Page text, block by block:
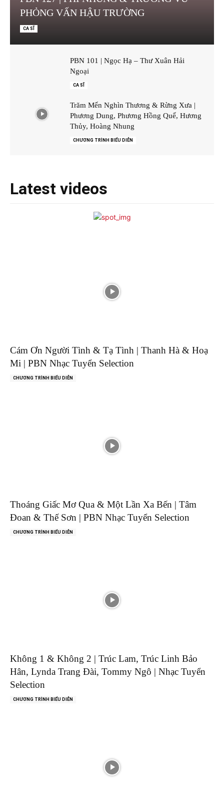
PHỎNG VẤN HẬU TRƯỜNG
CA SĨ
PBN 101 | Ngọc Hạ – Thư Xuân Hải
Ngoại
CA SĨ
Trăm Mến Nghìn Thương & Rừng Xưa |
Phương Dung, Phương Hồng Quế, Hương
Thủy, Hoàng Nhung
CHƯƠNG TRÌNH BIỂU DIỄN
Latest videos
Cám Ơn Người Tình & Tạ Tình | Thanh Hà & Hoạ
Mi | PBN Nhạc Tuyển Selection
CHƯƠNG TRÌNH BIỂU DIỄN
Thoáng Giấc Mơ Qua & Một Lần Xa Bến | Tâm
Đoan & Thế Sơn | PBN Nhạc Tuyển Selection
CHƯƠNG TRÌNH BIỂU DIỄN
Không 1 & Không 2 | Trúc Lam, Trúc Linh Bảo
Hân, Lynda Trang Đài, Tommy Ngô | Nhạc Tuyển
Selection
CHƯƠNG TRÌNH BIỂU DIỄN